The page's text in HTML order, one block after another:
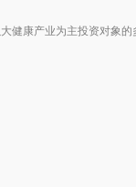
健康产业为主投资对象的